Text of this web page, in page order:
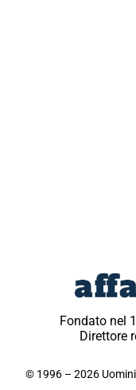
Fondato nel
Direttore
© 1996 – 2026